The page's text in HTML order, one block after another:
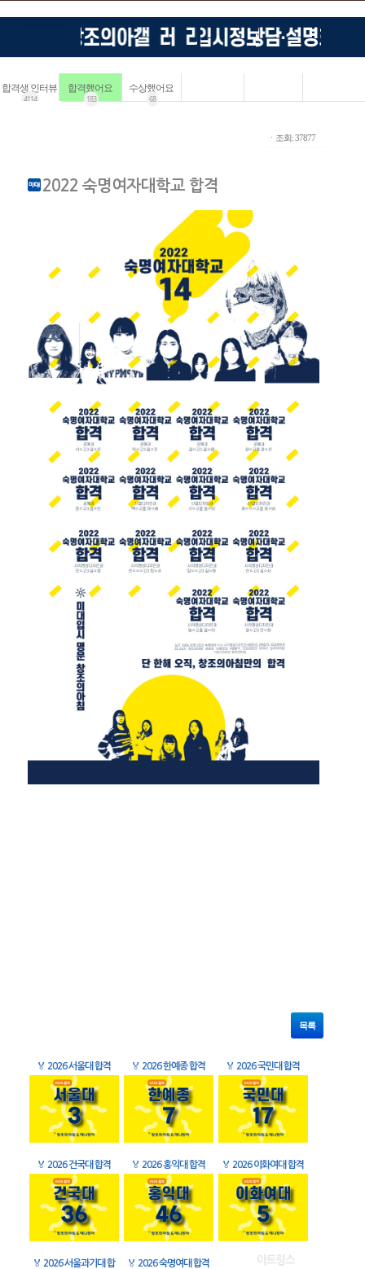
합격생 인터뷰
4114
합격했어요
183
수상했어요
68
ㆍ조회: 37877
2022 숙명여자대학교 합격
목록
🏅 2026 서울대 합격 🏅 2026 한예종 합격 🏅 2026 국민대 합격
🏅 2026 건국대 합격 🏅 2026 홍익대 합격 🏅 2026 이화여대 합격
🏅 2026 서울과기대 합
🏅 2026 숙명여대 합격